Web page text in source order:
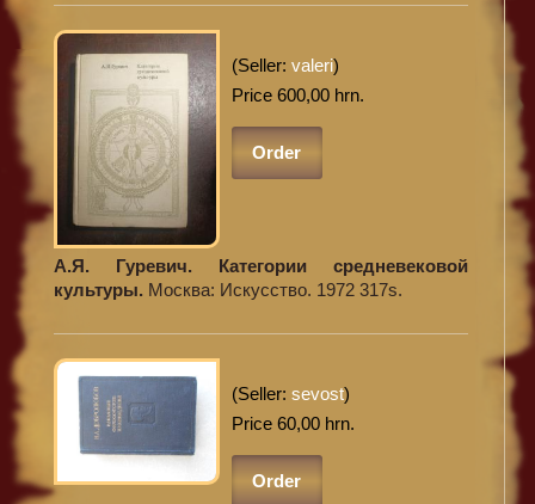
(Seller: valeri)
Price 600,00 hrn.
Order
А.Я. Гуревич. Категории средневековой
культуры. Москва: Искусство. 1972 317s.
(Seller: sevost)
Price 60,00 hrn.
Order